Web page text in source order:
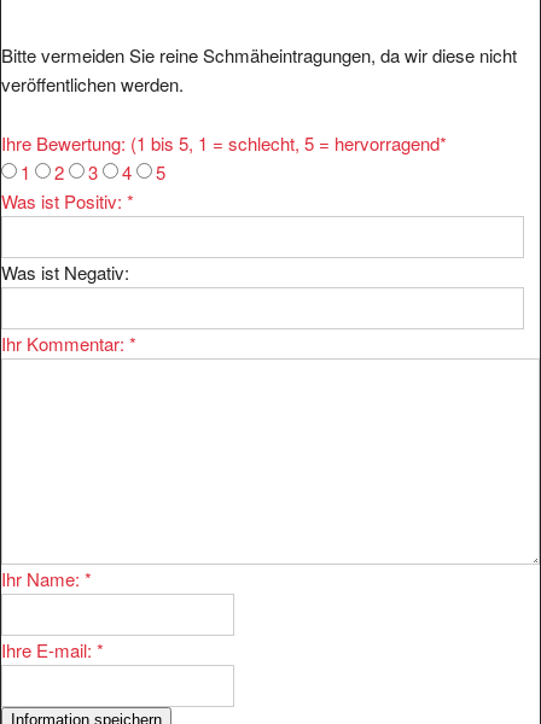
Bitte vermeiden Sie reine Schmäheintragungen, da wir diese nicht
veröffentlichen werden.
Ihre Bewertung: (1 bis 5, 1 = schlecht, 5 = hervorragend*
1
2 3 4
5
Was ist Positiv: *
Was ist Negativ:
Ihr Kommentar: *
Ihr Name: *
Ihre E-mail: *